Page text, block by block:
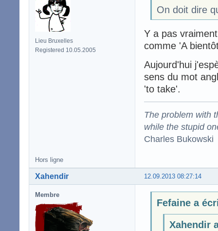
Lieu Bruxelles
Registered 10.05.2005
On doit dire
Y a pas
comme 'A
Aujourd'hui
sens du mot
'to take'.
The problem with
while the stupid
Charles Bukowski
Hors ligne
12.09.2013 08:27:14
Xahendir
Membre
Fefaine a
Xahendir